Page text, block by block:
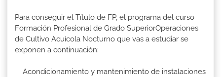
Para conseguir el Título de FP, el programa del curso
Formación Profesional de Grado SuperiorOperaciones
de Cultivo Acuícola Nocturno que vas a estudiar se
exponen a continuación:
Acondicionamiento y mantenimiento de instalaciones